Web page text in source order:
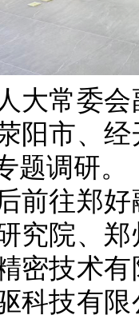
常委会
阳市、
题调研。
往郑好
究院、
密技术
科技有